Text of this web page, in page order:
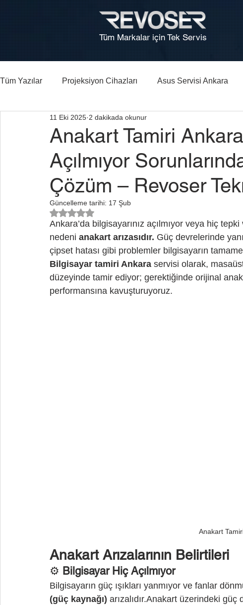
Tüm Markalar için Tek Servis
Tüm Yazılar Projeksiyon Cihazları Asus Servisi Ankara
Bilgisayar, Laptop Tamiri Ankara
Anakart Tamiri
Açılmıyor
Çözüm – Revoser
11 Eki 2025 2 dakikada okunur
Güncelleme tarihi: 17 Şub
5 üzerinden NaN yıldız
Ankara’da bilgisayarınız açılmıyor veya hiç
nedeni anakart arızasıdır. Güç devrelerinde
çipset hatası gibi problemler bilgisayarın
Bilgisayar tamiri Ankara servisi olarak,
düzeyinde tamir ediyor; gerektiğinde orijinal
performansına kavuşturuyoruz.
Anakart
Anakart Arızalarının Belirtileri
⚙️ Bilgisayar Hiç Açılmıyor
Bilgisayarın güç ışıkları yanmıyor ve fanlar
(güç kaynağı) arızalıdır.Anakart üzerindeki